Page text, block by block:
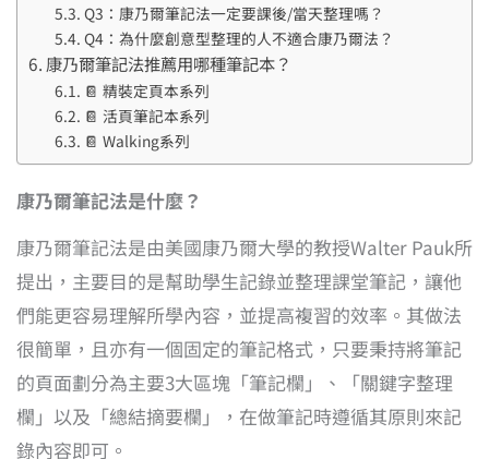
Q3：康乃爾筆記法一定要課後/當天整理嗎？
Q4：為什麼創意型整理的人不適合康乃爾法？
康乃爾筆記法推薦用哪種筆記本？
📔 精裝定頁本系列
📔 活頁筆記本系列
📔 Walking系列
康乃爾筆記法是什麼？
康乃爾筆記法是由美國康乃爾大學的教授Walter Pauk所
提出，主要目的是幫助學生記錄並整理課堂筆記，讓他
們能更容易理解所學內容，並提高複習的效率。其做法
很簡單，且亦有一個固定的筆記格式，只要秉持將筆記
的頁面劃分為主要3大區塊「筆記欄」、「關鍵字整理
欄」以及「總結摘要欄」，在做筆記時遵循其原則來記
錄內容即可。